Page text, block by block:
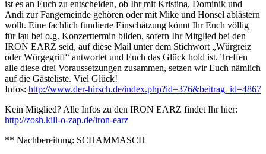
ist es an Euch zu entscheiden, ob Ihr mit Kristina, Dominik und
Andi zur Fangemeinde gehören oder mit Mike und Honsel ablästern
wollt. Eine fachlich fundierte Einschätzung könnt Ihr Euch völlig
für lau bei o.g. Konzerttermin bilden, sofern Ihr Mitglied bei den
IRON EARZ seid, auf diese Mail unter dem Stichwort „Würgreiz
oder Würgegriff“ antwortet und Euch das Glück hold ist. Treffen
alle diese drei Voraussetzungen zusammen, setzen wir Euch nämlich
auf die Gästeliste. Viel Glück!
Infos: http://www.der-hirsch.de/index.php?id=376&beitrag_id=4867
Kein Mitglied? Alle Infos zu den IRON EARZ findet Ihr hier:
http://zosh.kill-o-zap.de/iron-earz
** Nachbereitung: SCHAMMASCH